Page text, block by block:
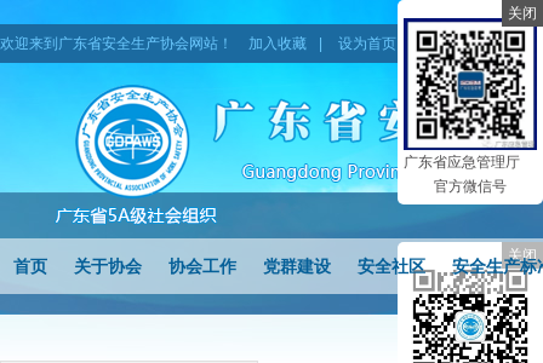
欢迎来到广东省安全生产协会网站！ 加入收藏 设为首页 网站地图
首页 关于协会 协会工作 党群建设 安全社区 安全生产标
广东省应急管理厅
官方微信号
关闭
关闭